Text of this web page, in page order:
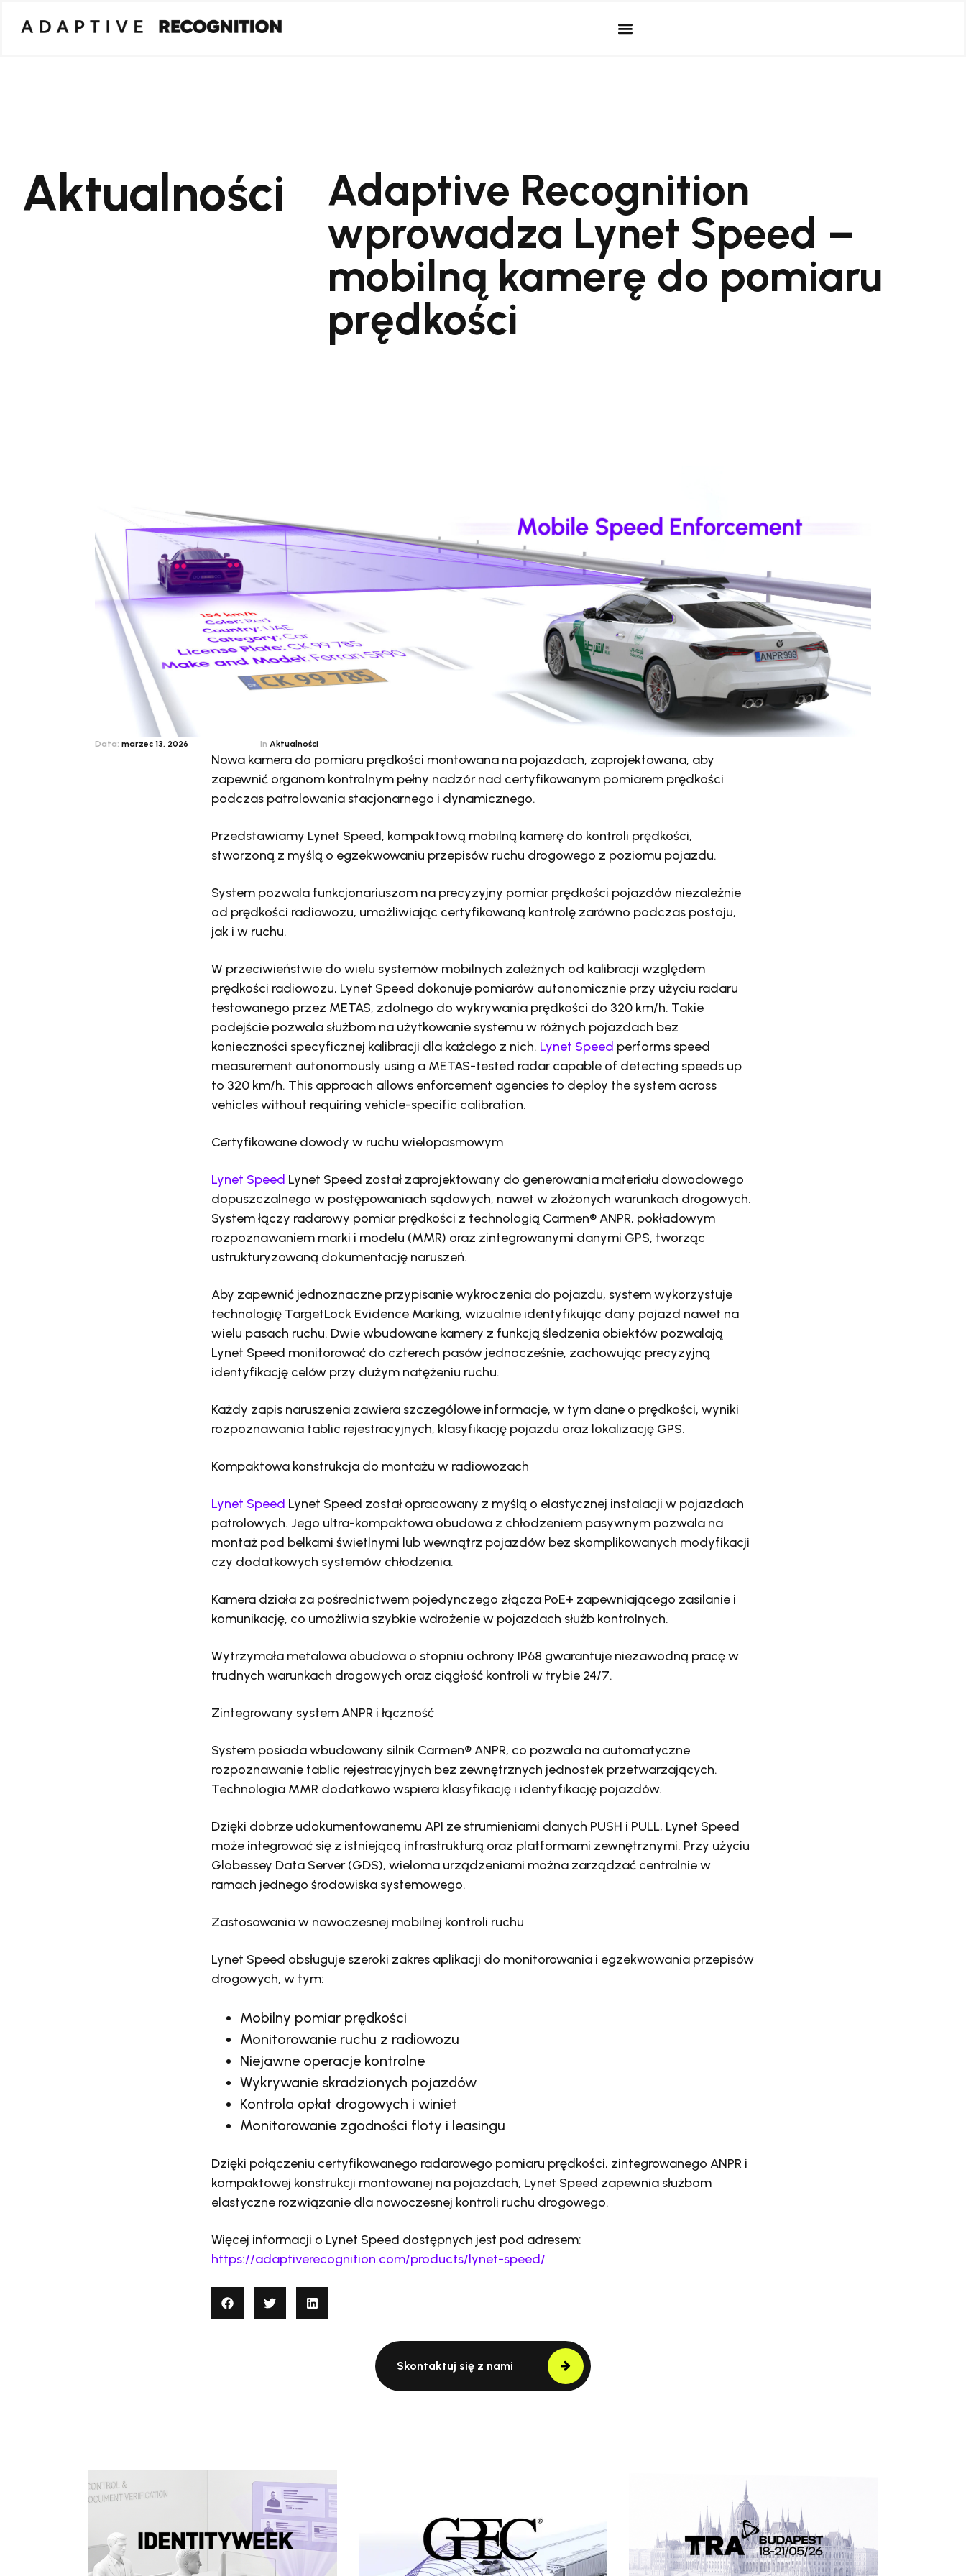
Aktualności
Adaptive Recognition
wprowadza Lynet Speed –
mobilną kamerę do pomiaru
prędkości
Data: marzec 13, 2026 In Aktualności
Nowa kamera do pomiaru prędkości montowana na pojazdach, zaprojektowana, aby
zapewnić organom kontrolnym pełny nadzór nad certyfikowanym pomiarem prędkości
podczas patrolowania stacjonarnego i dynamicznego.
Przedstawiamy Lynet Speed, kompaktową mobilną kamerę do kontroli prędkości,
stworzoną z myślą o egzekwowaniu przepisów ruchu drogowego z poziomu pojazdu.
System pozwala funkcjonariuszom na precyzyjny pomiar prędkości pojazdów niezależnie
od prędkości radiowozu, umożliwiając certyfikowaną kontrolę zarówno podczas postoju,
jak i w ruchu.
W przeciwieństwie do wielu systemów mobilnych zależnych od kalibracji względem
prędkości radiowozu, Lynet Speed dokonuje pomiarów autonomicznie przy użyciu radaru
testowanego przez METAS, zdolnego do wykrywania prędkości do 320 km/h. Takie
podejście pozwala służbom na użytkowanie systemu w różnych pojazdach bez
konieczności specyficznej kalibracji dla każdego z nich. Lynet Speed performs speed
measurement autonomously using a METAS-tested radar capable of detecting speeds up
to 320 km/h. This approach allows enforcement agencies to deploy the system across
vehicles without requiring vehicle-specific calibration.
Certyfikowane dowody w ruchu wielopasmowym
Lynet Speed Lynet Speed został zaprojektowany do generowania materiału dowodowego
dopuszczalnego w postępowaniach sądowych, nawet w złożonych warunkach drogowych.
System łączy radarowy pomiar prędkości z technologią Carmen® ANPR, pokładowym
rozpoznawaniem marki i modelu (MMR) oraz zintegrowanymi danymi GPS, tworząc
ustrukturyzowaną dokumentację naruszeń.
Aby zapewnić jednoznaczne przypisanie wykroczenia do pojazdu, system wykorzystuje
technologię TargetLock Evidence Marking, wizualnie identyfikując dany pojazd nawet na
wielu pasach ruchu. Dwie wbudowane kamery z funkcją śledzenia obiektów pozwalają
Lynet Speed monitorować do czterech pasów jednocześnie, zachowując precyzyjną
identyfikację celów przy dużym natężeniu ruchu.
Każdy zapis naruszenia zawiera szczegółowe informacje, w tym dane o prędkości, wyniki
rozpoznawania tablic rejestracyjnych, klasyfikację pojazdu oraz lokalizację GPS.
Kompaktowa konstrukcja do montażu w radiowozach
Lynet Speed Lynet Speed został opracowany z myślą o elastycznej instalacji w pojazdach
patrolowych. Jego ultra-kompaktowa obudowa z chłodzeniem pasywnym pozwala na
montaż pod belkami świetlnymi lub wewnątrz pojazdów bez skomplikowanych modyfikacji
czy dodatkowych systemów chłodzenia.
Kamera działa za pośrednictwem pojedynczego złącza PoE+ zapewniającego zasilanie i
komunikację, co umożliwia szybkie wdrożenie w pojazdach służb kontrolnych.
Wytrzymała metalowa obudowa o stopniu ochrony IP68 gwarantuje niezawodną pracę w
trudnych warunkach drogowych oraz ciągłość kontroli w trybie 24/7.
Zintegrowany system ANPR i łączność
System posiada wbudowany silnik Carmen® ANPR, co pozwala na automatyczne
rozpoznawanie tablic rejestracyjnych bez zewnętrznych jednostek przetwarzających.
Technologia MMR dodatkowo wspiera klasyfikację i identyfikację pojazdów.
Dzięki dobrze udokumentowanemu API ze strumieniami danych PUSH i PULL, Lynet Speed
może integrować się z istniejącą infrastrukturą oraz platformami zewnętrznymi. Przy użyciu
Globessey Data Server (GDS), wieloma urządzeniami można zarządzać centralnie w
ramach jednego środowiska systemowego.
Zastosowania w nowoczesnej mobilnej kontroli ruchu
Lynet Speed obsługuje szeroki zakres aplikacji do monitorowania i egzekwowania przepisów
drogowych, w tym:
Mobilny pomiar prędkości
Monitorowanie ruchu z radiowozu
Niejawne operacje kontrolne
Wykrywanie skradzionych pojazdów
Kontrola opłat drogowych i winiet
Monitorowanie zgodności floty i leasingu
Dzięki połączeniu certyfikowanego radarowego pomiaru prędkości, zintegrowanego ANPR i
kompaktowej konstrukcji montowanej na pojazdach, Lynet Speed zapewnia służbom
elastyczne rozwiązanie dla nowoczesnej kontroli ruchu drogowego.
Więcej informacji o Lynet Speed dostępnych jest pod adresem:
https://adaptiverecognition.com/products/lynet-speed/
Skontaktuj się z nami